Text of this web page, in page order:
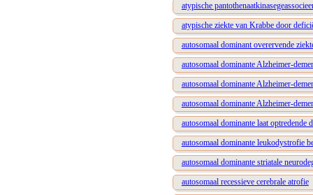
atypische
atypische ziekte van Krabbe door
autosomaal dominant overervende
autosomaal dominante Alzheimer-
autosomaal dominante Alzheimer-
autosomaal dominante Alzheimer-
autosomaal dominante laat optredende
autosomaal dominante leukodystrofie
autosomaal dominante striatale
autosomaal recessieve cerebrale atrofie